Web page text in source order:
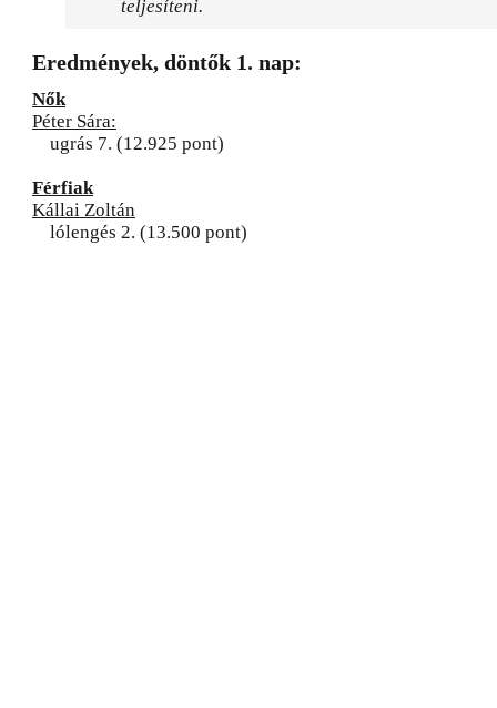
teljesíteni.
Eredmények, döntők 1. nap:
Nők
Péter Sára:
ugrás 7. (12.925 pont)
Férfiak
Kállai Zoltán
lólengés 2. (13.500 pont)